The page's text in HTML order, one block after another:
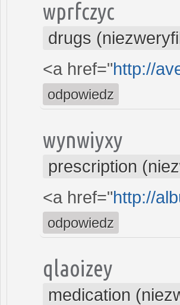
wprfczyc
drugs
<a href="http://
odpowiedz
wynwiyxy
prescription
<a href="http://
odpowiedz
qlaoizey
medication